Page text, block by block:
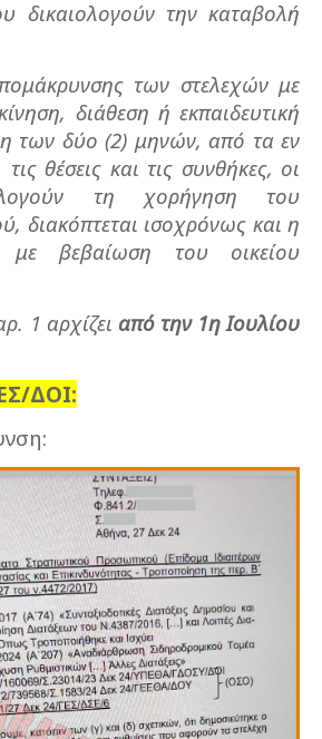
δικαιολογούν την καταβολή
των στελεχών με
διάθεση ή εκπαιδευτική
των δύο (2) μηνών, από τα εν
θέσεις και τις συνθήκες, οι
τη χορήγηση του
διακόπτεται ισοχρόνως και η
βεβαίωση του οικείου
1 αρχίζει από την 1η Ιουλίου
ΔΟΙ: